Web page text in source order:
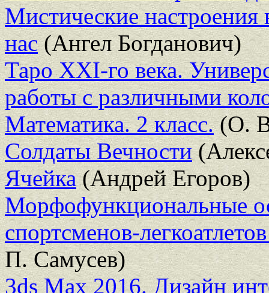
Мистические настроения
нас(Ангел Богданович)
Таро XXI-го века.
работы с различными
Математика. 2 класс.(О.
Солдаты Вечности
Ячейка(Андрей Егоров)
Морфофункциональные
спортсменов-
П. Самусев)
3ds Max 2016. Дизайн